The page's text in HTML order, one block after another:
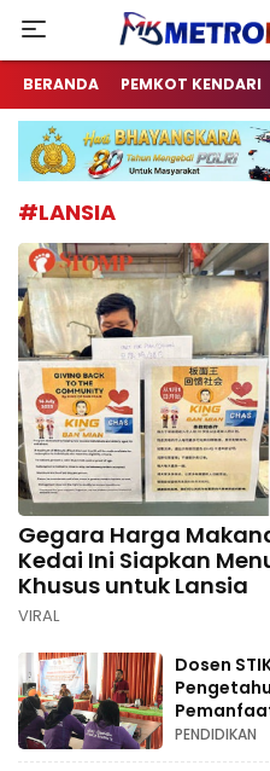
Berita Terkini
BERANDA PEMKOT KENDARI
#LANSIA
Gegara Harga
Kedai Ini Siapkan
Khusus untuk Lansia
VIRAL
Dosen
PENDIDIKAN